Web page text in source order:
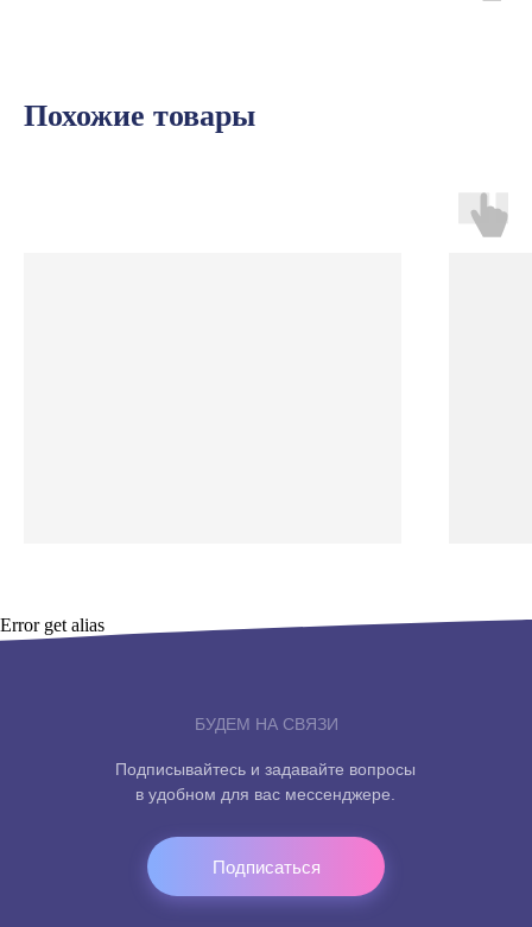
Похожие товары
Error get alias
БУДЕМ НА СВЯЗИ
Подписывайтесь и задавайте вопросы
в удобном для вас мессенджере.
Подписаться